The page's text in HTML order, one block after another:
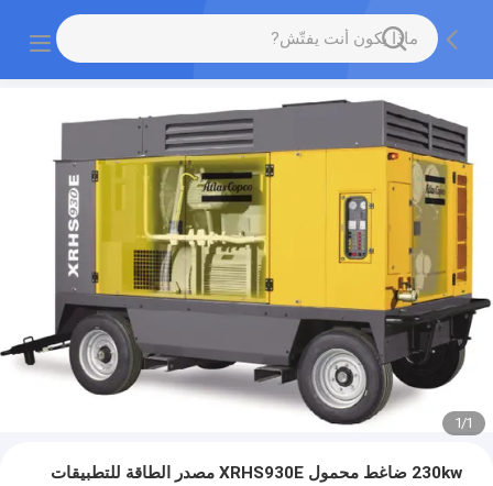
1
/
1
230kw ضاغط محمول XRHS930E مصدر الطاقة للتطبيقات